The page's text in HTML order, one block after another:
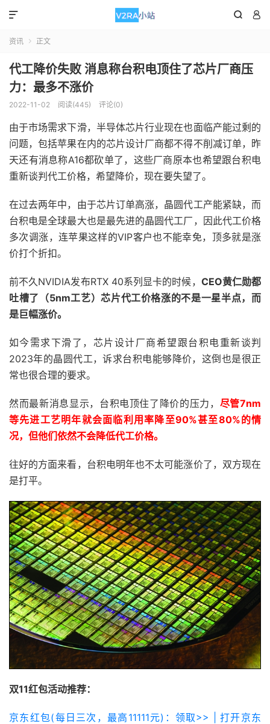
 

资讯  正文
代工降价失败 消息称台积电顶住了芯片厂商压
力：最多不涨价
2022-11-02 阅读(445) 评论(0)
由于市场需求下滑，半导体芯片行业现在也面临产能过剩的
问题，包括苹果在内的芯片设计厂商都不得不削减订单，昨
天还有消息称A16都砍单了，这些厂商原本也希望跟台积电
重新谈判代工价格，希望降价，现在要失望了。
在过去两年中，由于芯片订单高涨，晶圆代工产能紧缺，而
台积电是全球最大也是最先进的晶圆代工厂，因此代工价格
多次调涨，连苹果这样的VIP客户也不能幸免，顶多就是涨
价打个折扣。
前不久NVIDIA发布RTX 40系列显卡的时候， CEO黄仁勋都
吐槽了（5nm工艺）芯片代工价格涨的不是一星半点，而
是巨幅涨价。
如今需求下滑了，芯片设计厂商希望跟台积电重新谈判
2023年的晶圆代工，诉求台积电能够降价，这倒也是很正
常也很合理的要求。
然而最新消息显示，台积电顶住了降价的压力， 尽管7nm
等先进工艺明年就会面临利用率降至90%甚至80%的情
况，但他们依然不会降低代工价格。
往好的方面来看，台积电明年也不太可能涨价了，双方现在
是打平。
双11红包活动推荐：
京东红包(每日三次，最高11111元)：领取>> | 打开京东